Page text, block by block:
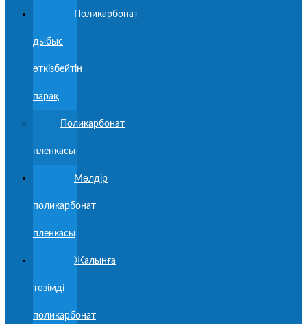
Поликарбонат
дыбыс
өткізбейтін
парақ
Поликарбонат
пленкасы
Мөлдір
поликарбонат
пленкасы
Жалынға
төзімді
поликарбонат